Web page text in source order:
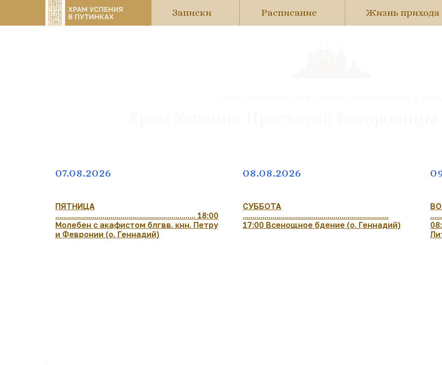
Жизнь прихода
Расписание
Записки
07.08.2026
ПЯТНИЦА
....................................................................... 18:00
Молебен с акафистом блгвв. кнн. Петру
и Февронии (о. Геннадий)
08.08.2026
СУББОТА
..........................................................................
17:00 Всенощное бдение (о. Геннадий)